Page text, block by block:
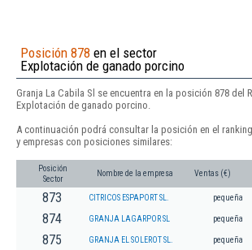
Posición 878 en el sector
Explotación de ganado porcino
Granja La Cabila Sl se encuentra en la posición 878 del
Explotación de ganado porcino.
A continuación podrá consultar la posición en el ranking
y empresas con posiciones similares:
Posición
Sector
Nombre de la empresa Ventas (€)
873 CITRICOS ESPAPORT SL. pequeña
874 GRANJA LAGARPOR SL pequeña
875 GRANJA EL SOLEROT SL. pequeña